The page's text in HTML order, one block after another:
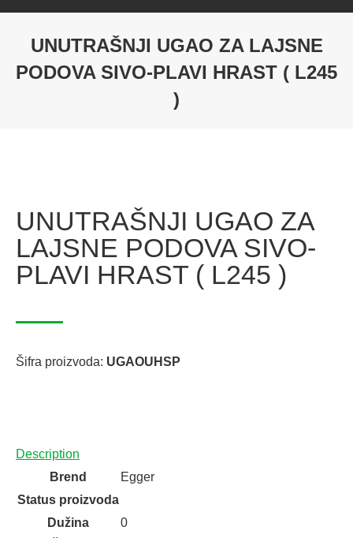
UNUTRAŠNJI UGAO ZA LAJSNE
PODOVA SIVO-PLAVI HRAST ( L245
)
UNUTRAŠNJI UGAO ZA
LAJSNE PODOVA SIVO-
PLAVI HRAST ( L245 )
Šifra proizvoda: UGAOUHSP
Description
Brend
Egger
Status proizvoda
Dužina
0